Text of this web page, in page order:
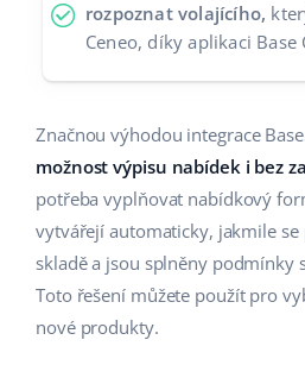
rozpoznat volajícího,
Ceneo, díky aplikaci Base
Značnou výhodou integrace
možnost výpisu nabídek i bez
potřeba vyplňovat nabídkový
vytvářejí automaticky, jakmile
skladě a jsou splněny podmínky
Toto řešení můžete použít pro
nové produkty.